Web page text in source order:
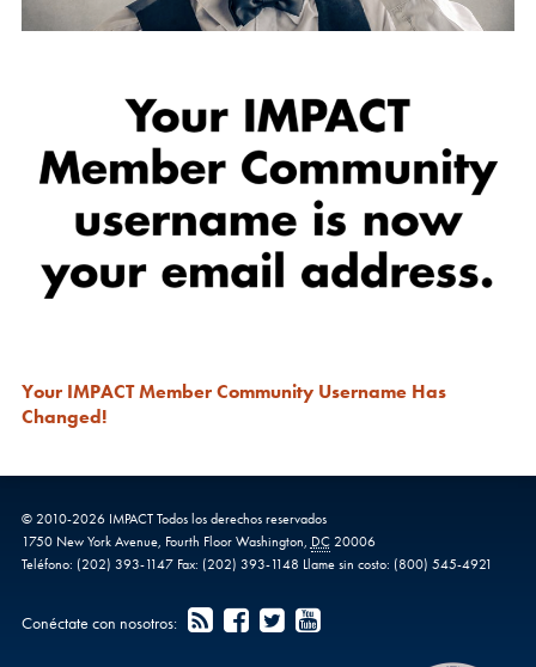
Your IMPACT Member Community Username Has
Changed!
© 2010-2026 IMPACTTodos los derechos reservados
1750 New York Avenue, Fourth FloorWashington, DC 20006
Teléfono: (202) 393-1147 Fax: (202) 393-1148 Llame sin costo: (800) 545-4921
Conéctate con nosotros: